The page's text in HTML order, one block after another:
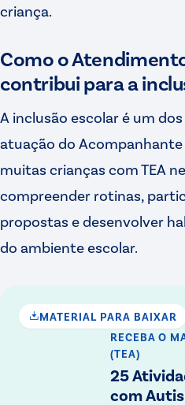
criança.
Como o
contribui para a
A inclusão escolar é um
atuação do Acompanhante
muitas crianças com TEA
compreender rotinas,
propostas e desenvolver
do ambiente escolar.
MATERIAL PARA BAIXAR
RECEBA O
(TEA)
25
com